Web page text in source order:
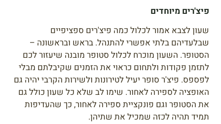
פיצ'רים מיוחדים
שעון לצבא אמור לכלול כמה פיצ'רים ספציפיים
שבלעדיהם בלתי אפשרי להתנהל. בראש ובראשונה –
הסטופר. השעון מוכרח לכלול סטופר מובנה שיעזור לכם
לתזמן פקודות ולתחום כראוי את הזמנים שקיבלתם מבלי
לפספס. פיצ'ר סופר יעיל לטירונות ולשירות הקרבי יהיה גם
האופציה לספירה לאחור. שימו לב שלא כל שעון כולל גם
את הסטופר וגם פונקציית ספירה לאחור, כך שהעדיפות
תמיד תהיה לכזה שמכיל את שתיהן.